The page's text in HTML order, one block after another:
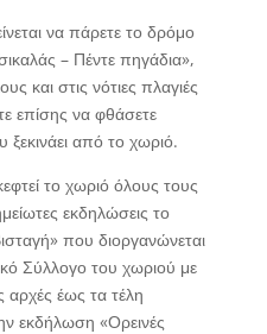
να πάρετε το δρόμο
– Πέντε πηγάδια»,
και στις νότιες πλαγιές
επίσης να φθάσετε
από το χωριό.
το χωριό όλους τους
εκδηλώσεις το
που διοργανώνεται
Σύλλογο του χωριού με
έως τα τέλη
εκδήλωση «Ορεινές